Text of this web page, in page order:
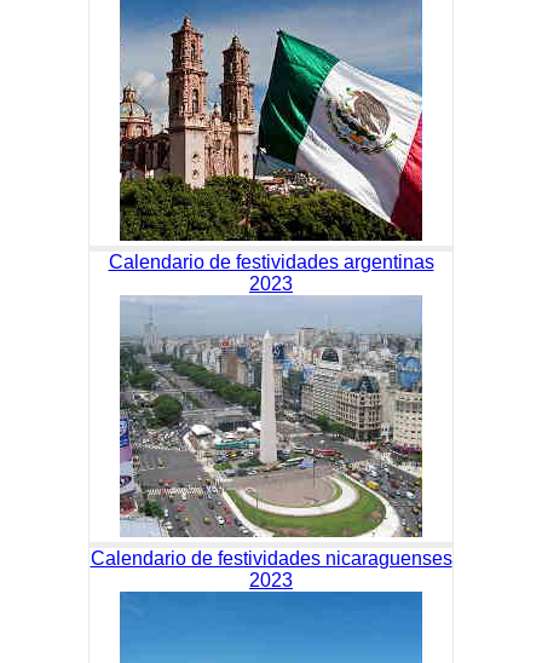
Calendario de festividades argentinas
2023
Calendario de festividades nicaraguenses
2023